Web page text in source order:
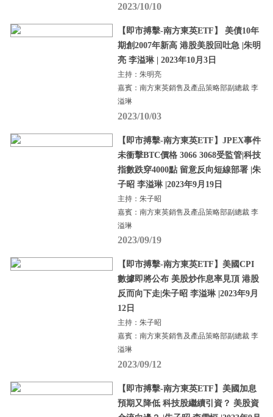
2023/10/10
【即市搏擊-南方東英ETF】 美債10年
期創2007年新高 港股美股回吐急 |朱明
亮 李溢琳 | 2023年10月3日
主持：朱明亮
嘉賓：南方東英銷售及產品策略部副總裁 李
溢琳
2023/10/03
【即市搏擊-南方東英ETF】JPEX事件
未衝擊BTC價格 3066 3068受監管|科技
指數跌穿4000點 留意反向短線部署 |朱
子昭 李溢琳 |2023年9月19日
主持：朱子昭
嘉賓：南方東英銷售及產品策略部副總裁 李
溢琳
2023/09/19
【即市搏擊-南方東英ETF】美國CPI
數據即將公布 美股炒作息率見頂 港股
反而向下走|朱子昭 李溢琳 |2023年9月
12日
主持：朱子昭
嘉賓：南方東英銷售及產品策略部副總裁 李
溢琳
2023/09/12
【即市搏擊-南方東英ETF】美國加息
預期又降低 科技股繼續引資？ 美股資